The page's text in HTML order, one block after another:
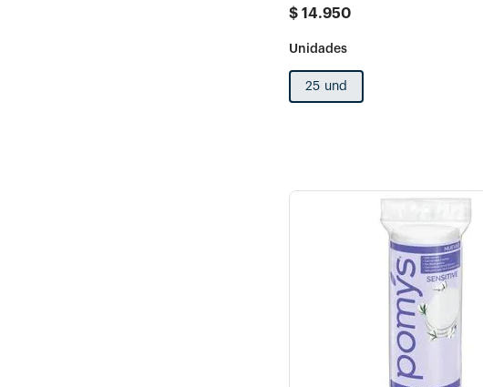
$ 14.950
25 und